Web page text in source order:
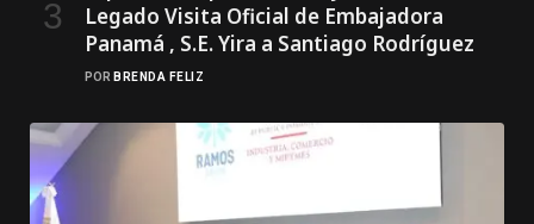
Legado Visita Oficial de Embajadora
Panamá , S.E. Yira a Santiago Rodríguez
POR BRENDA FELIZ